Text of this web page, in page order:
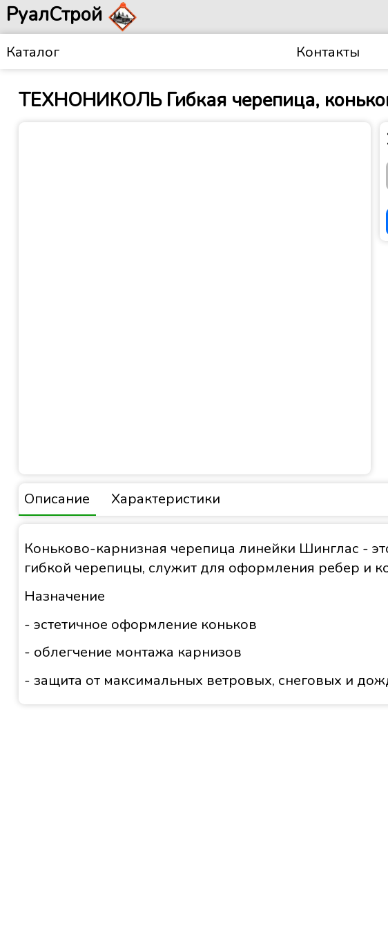
РуалСтрой
Каталог Контакты
ТЕХНОНИКОЛЬ Гибкая черепица,
Описание Характеристики
Коньково-карнизная черепица линейки Шинглас -
гибкой черепицы, служит для оформления ребер и
Назначение
- эстетичное оформление коньков
- облегчение монтажа карнизов
- защита от максимальных ветровых, снеговых и